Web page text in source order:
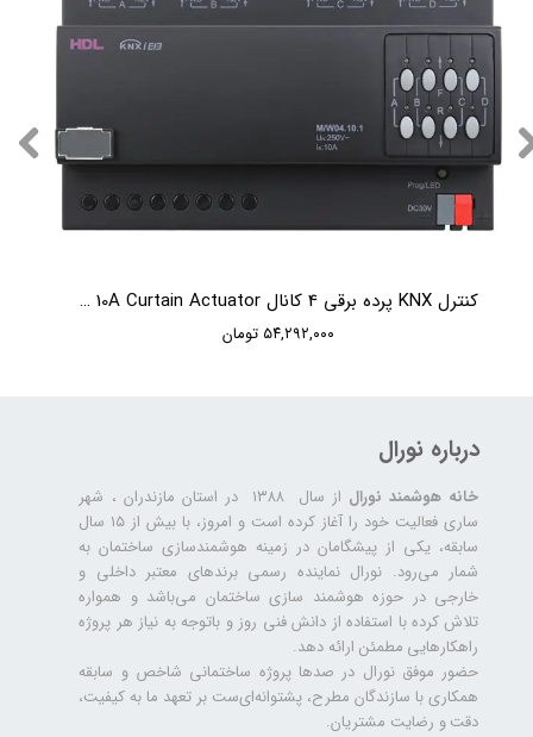
کنترل KNX پرده برقی 4 کانال HDL 4CH 10A Curtain Actuator
۵۴,۲۹۲,۰۰۰ تومان
درباره نورال
خانه هوشمند نورال
از سال ۱۳۸۸ در استان مازندران ، شهر
ساری فعالیت خود را آغاز کرده است و امروز، با بیش از ۱۵ سال
سابقه، یکی از پیشگامان در زمینه هوشمندسازی ساختمان به
شمار می‌رود. نورال نماینده رسمی برندهای معتبر داخلی و
خارجی در حوزه هوشمند سازی ساختمان می‌باشد و همواره
تلاش کرده با استفاده از دانش فنی روز و باتوجه به نیاز هر پروژه
راهکارهایی مطمئن ارائه دهد.
حضور موفق نورال در صدها پروژه‌ ساختمانی شاخص و سابقه
همکاری با سازندگان مطرح، پشتوانه‌ای‌ست بر تعهد ما به کیفیت،
دقت و رضایت مشتریان.